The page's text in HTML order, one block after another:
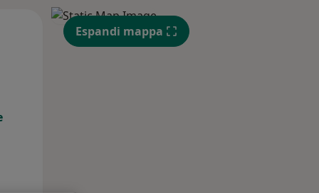
Mer, Gio,
13 Ago
Espandi mappa